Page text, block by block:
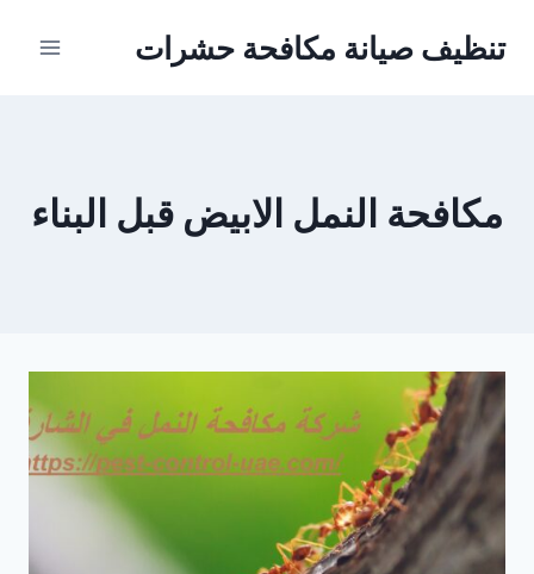
تنظيف صيانة مكافحة حشرات
مكافحة النمل الابيض قبل البناء